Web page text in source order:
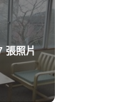
張照片